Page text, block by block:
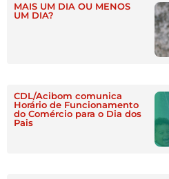
MAIS UM DIA OU MENOS
UM DIA?
CDL/Acibom comunica
Horário de Funcionamento
do Comércio para o Dia dos
Pais